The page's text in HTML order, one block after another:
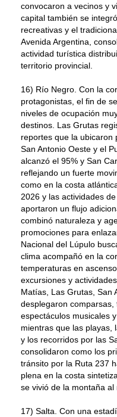
convocaron a vecinos y
capital también se
recreativas y el
Avenida Argentina,
actividad turística
territorio provincial.
16) Río Negro. Con la
protagonistas, el fin de
niveles de ocupación
destinos. Las Grutas
reportes que la ubicaron
San Antonio Oeste y el
alcanzó el 95% y San
reflejando un fuerte
como en la costa
2026 y las actividades
aportaron un flujo
combinó naturaleza y
promociones para
Nacional del Lúpulo
clima acompañó en la
temperaturas en
excursiones y
Matías, Las Grutas, San
desplegaron comparsas,
espectáculos musicales
mientras que las playas,
y los recorridos por las
consolidaron como los
tránsito por la Ruta 237
plena en la costa
se vivió de la montaña al
17) Salta. Con una